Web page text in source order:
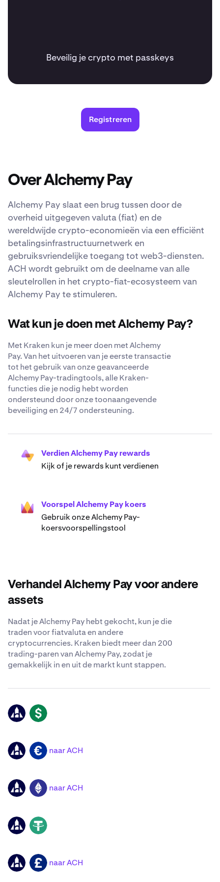
Beveilig je crypto met passkeys
Registreren
Over Alchemy Pay
Alchemy Pay slaat een brug tussen door de
overheid uitgegeven valuta (fiat) en de
wereldwijde crypto-economieën via een efficiënt
betalingsinfrastructuurnetwerk en
gebruiksvriendelijke toegang tot web3-diensten.
ACH wordt gebruikt om de deelname van alle
sleutelrollen in het crypto-fiat-ecosysteem van
Alchemy Pay te stimuleren.
Wat kun je doen met Alchemy Pay?
Met Kraken kun je meer doen met Alchemy
Pay. Van het uitvoeren van je eerste transactie
tot het gebruik van onze geavanceerde
Alchemy Pay-tradingtools, alle Kraken-
functies die je nodig hebt worden
ondersteund door onze toonaangevende
beveiliging en 24/7 ondersteuning.
Verdien Alchemy Pay rewards
Kijk of je rewards kunt verdienen
Voorspel Alchemy Pay koers
Gebruik onze Alchemy Pay-
koersvoorspellingstool
Verhandel Alchemy Pay voor andere
assets
Nadat je Alchemy Pay hebt gekocht, kun je die
traden voor fiatvaluta en andere
cryptocurrencies. Kraken biedt meer dan 200
trading-paren van Alchemy Pay, zodat je
gemakkelijk in en uit de markt kunt stappen.
ACH USD
ACH EUR naar ACH
ACH ETH naar ACH
ACH USDT
ACH GBP naar ACH